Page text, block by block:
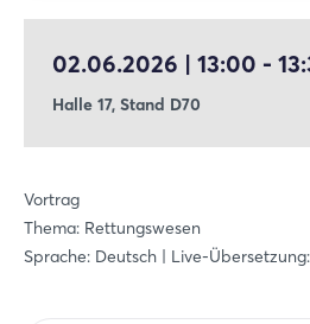
02.06.2026 | 13:00 -
Halle 17, Stand D70
Vortrag
Thema: Rettungswesen
Sprache: Deutsch | Live-